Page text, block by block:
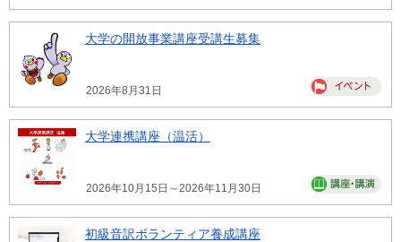
大学の開放事業講座受講生募集
2026年8月31日
大学連携講座（温活）
2026年10月15日～2026年11月30日
初級音訳ボランティア養成講座